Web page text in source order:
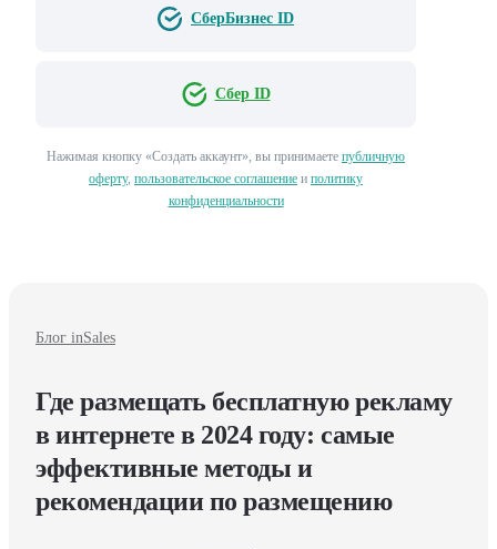
СберБизнес ID
Сбер ID
Нажимая кнопку «Создать аккаунт», вы принимаете публичную
оферту, пользовательское соглашение и политику
конфиденциальности
Блог inSales
Где размещать бесплатную рекламу
в интернете в 2024 году: самые
эффективные методы и
рекомендации по размещению